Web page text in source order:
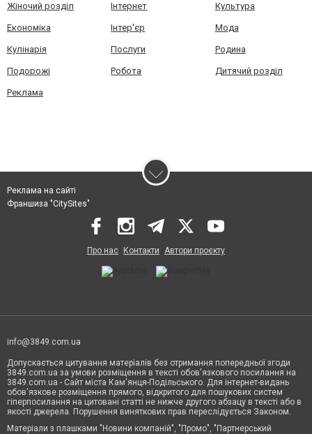
Жіночий розділ Інтернет Культура
Економіка Інтер'єр Мода
Кулінарія Послуги Родина
Подорожі Робота Дитячий розділ
Реклама
Реклама на сайті
Франшиза "CitySites"
Про нас Контакти Автори проєкту
info@3849.com.ua
Допускається цитування матеріалів без отримання попередньої згоди
3849.com.ua за умови розміщення в тексті обов'язкового посилання на
3849.com.ua - Сайт міста Кам'янця-Подільського. Для інтернет-видань
обов'язкове розміщення прямого, відкритого для пошукових систем
гіперпосилання на цитовані статті не нижче другого абзацу в тексті або в
якості джерела. Порушення виняткових прав переслідується Законом.
Матеріали з плашками "Новини компаній", "Промо", "Партнерський